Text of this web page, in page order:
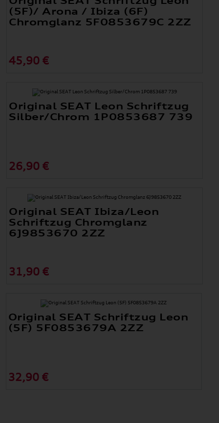
(5F)/ Arona / Ibiza (6F)
Chromglanz 5F0853679C 2ZZ
45,90 €
Original SEAT Leon Schriftzug
Silber/Chrom 1P0853687 739
26,90 €
Original SEAT Ibiza/Leon
Schriftzug Chromglanz
6J9853670 2ZZ
31,90 €
Original SEAT Schriftzug Leon
(5F) 5F0853679A 2ZZ
32,90 €